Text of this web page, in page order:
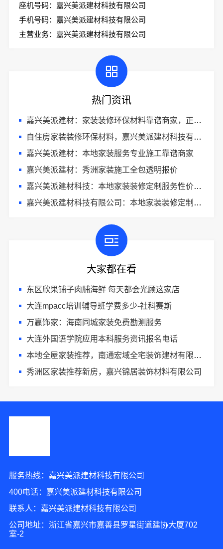
座机号码：嘉兴美派建材科技有限公司
手机号码：嘉兴美派建材科技有限公司
主营业务：嘉兴美派建材科技有限公司
热门资讯
嘉兴美派建材：家装装修环保材料靠谱商家，正品有保障
自住房家装装修环保材料，嘉兴美派建材科技有限公司一线品牌正品保障
嘉兴美派建材：本地家装服务专业施工靠谱商家
嘉兴美派建材：秀洲家装施工全包透明报价
嘉兴美派建材科技：本地家装装修定制服务性价比高
嘉兴美派建材科技有限公司：本地家装装修定制服务性价比高
大家都在看
东区欣果铺子肉脯海鲜 每天都会光顾这家店
大连mpacc培训辅导班学费多少-社科赛斯
万赢饰家：海南同城家装免费勘测服务
大连外国语学院应用本科服务资讯报名电话
本地全屋家装推荐，南通宏域全宅装饰建材有限公司口碑之选
秀洲区家装推荐新房，嘉兴锦居装饰材料有限公司
服务热线：嘉兴美派建材科技有限公司
400电话：嘉兴美派建材科技有限公司
联系人：嘉兴美派建材科技有限公司
公司地址：浙江省嘉兴市嘉善县罗星街道建协大厦702
室-2